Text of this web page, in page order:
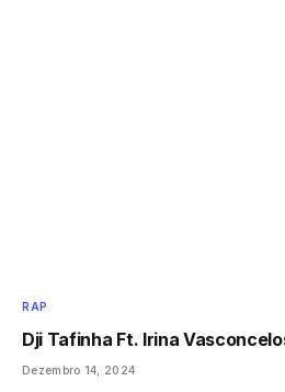
RAP
Dji Tafinha Ft. Irina
Dezembro 14, 2024